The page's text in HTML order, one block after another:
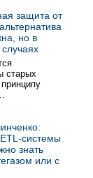
защита от
но в
старых
системы
знать
или с